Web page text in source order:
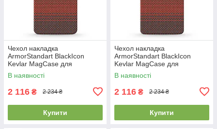
Чехол накладка
ArmorStandart BlackIcon
Kevlar MagCase для
Samsung S26 Plus Sunset
(ARM90157)
В наявності
2 116 ₴ 2 234 ₴
Купити
Чехол накладка
ArmorStandart BlackIcon
Kevlar MagCase для
Samsung S26 Ultra Sunset
(ARM90158)
В наявності
2 116 ₴ 2 234 ₴
Купити